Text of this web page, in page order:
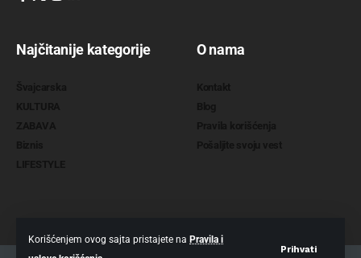
Korišćenjem ovog sajta pristajete na Pravila i
Prihvati
Najčitanije kategorije O nama